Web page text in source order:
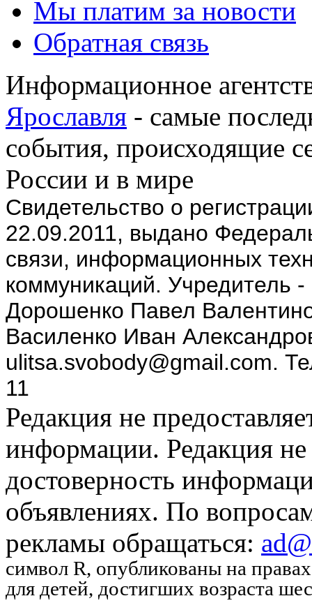
Мы платим за новости
Обратная связь
Информационное
Ярославля - самые
события, происходящие
России и в мире
Cвидетельство о
22.09.2011, выдано
связи, информационных
коммуникаций.
Дорошенко Павел
Василенко Иван
ulitsa.svobody@gmail.com.
11
Редакция не
информации. Редакция не
достоверность
объявлениях. По
рекламы обращаться:
символ R, опубликованы на
для детей, достигших возраста